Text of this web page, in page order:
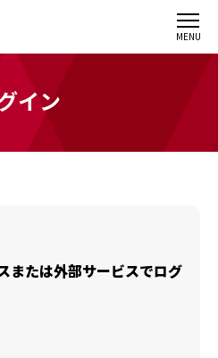
MENU
イン
または外部サービスでログ